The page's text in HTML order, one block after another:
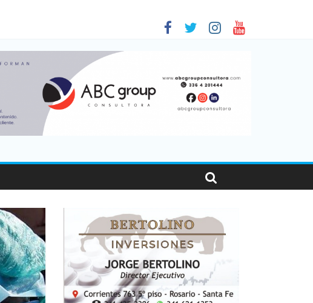
de personas viajaron por el país, un 5,9% más que en 2025